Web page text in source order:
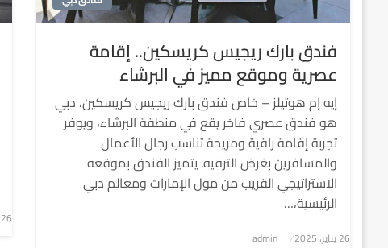
فندق بارك ريجيس كريسكين.. إقامة
عصرية وموقع مميز في البرشاء
إيه إم هوتيلز – خاص فندق بارك ريجيس كريسكين، دبي
هو فندق عصري فاخر يقع في منطقة البرشاء، ويوفر
تجربة إقامة راقية ومريحة تناسب رجال الأعمال
والمسافرين بغرض الترفيه. يتميز الفندق بموقعه
الاستراتيجي القريب من مول الإمارات ومعالم دبي
الرئيسية،…
نُشر
26 يناير، 2025 admin
نُشر
26 يناير، 2025